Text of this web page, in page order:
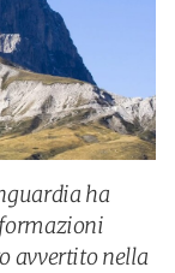
ha
avvertito nella